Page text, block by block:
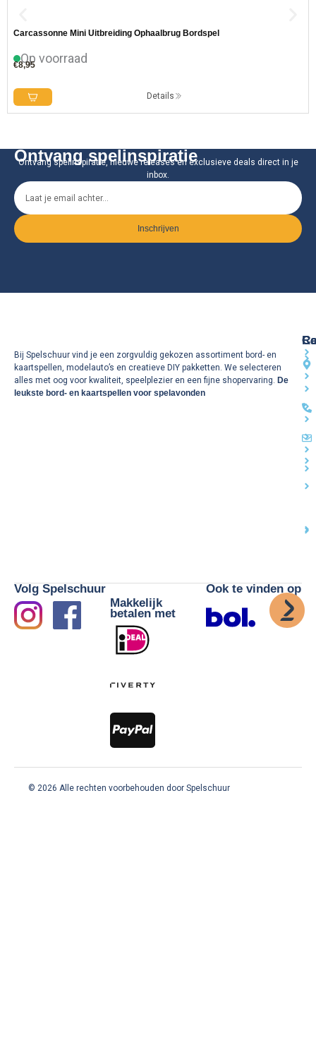
Carcassonne Mini Uitbreiding Ophaalbrug Bordspel
Op voorraad
€8,95
Details
Ontvang spelinspiratie
Ontvang spelinspiratie, nieuwe releases en exclusieve deals direct in je
inbox.
Inschrijven
Bij Spelschuur vind je een zorgvuldig gekozen assortiment bord- en
kaartspellen, modelauto’s en creatieve DIY pakketten. We selecteren
alles met oog voor kwaliteit, speelplezier en een fijne shopervaring. De
leukste bord- en kaartspellen voor spelavonden
Volg Spelschuur
Makkelijk
betalen met
Ook te vinden op
© 2026 Alle rechten voorbehouden door Spelschuur